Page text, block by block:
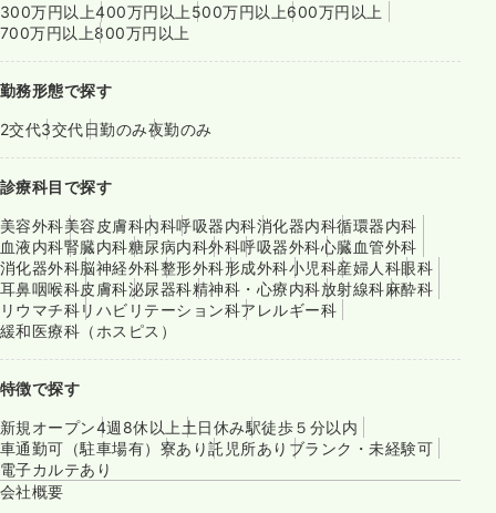
300万円以上400万円以上 500万円以上600万円以上
700万円以上800万円以上
勤務形態で探す
2交代3交代日勤のみ夜勤のみ
診療科目で探す
美容外科美容皮膚科内科呼吸器内科消化器内科循環器内科
血液内科腎臓内科糖尿病内科外科呼吸器外科心臓血管外科
消化器外科脳神経外科整形外科形成外科小児科産婦人科眼科
耳鼻咽喉科皮膚科泌尿器科精神科・心療内科放射線科麻酔科
リウマチ科リハビリテーション科アレルギー科
緩和医療科（ホスピス）
特徴で探す
新規オープン4週8休以上 土日休み駅徒歩５分以内
車通勤可（駐車場有） 寮あり託児所あり ブランク・未経験可
電子カルテあり
会社概要